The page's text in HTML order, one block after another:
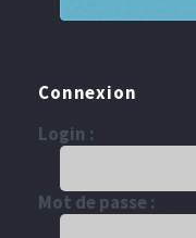
Connexion
Login :
Mot de passe :